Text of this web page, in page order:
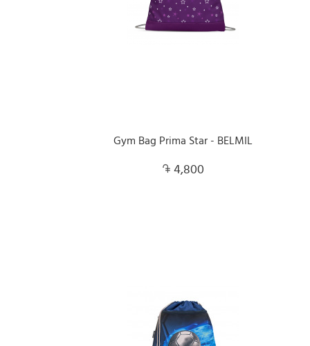
Gym Bag Prima Star - BELMIL
4,800